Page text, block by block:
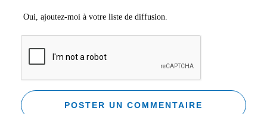
Oui, ajoutez-moi à votre liste de diffusion.